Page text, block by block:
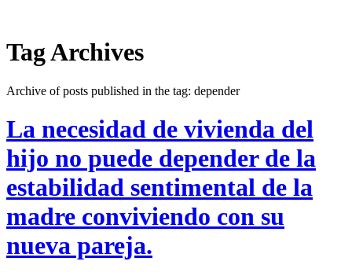
Tag Archives
Archive of posts published in the tag: depender
La necesidad de vivienda del
hijo no puede depender de la
estabilidad sentimental de la
madre conviviendo con su
nueva pareja.